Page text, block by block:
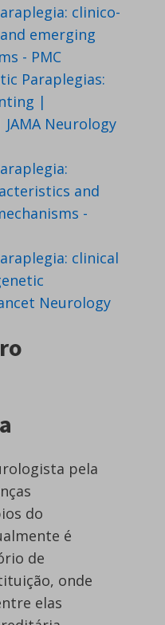
clinico-
emerging
- PMC
Paraplegias:
|
Neurology
and
-
clinical
Neurology
pela
do
é
de
onde
elas